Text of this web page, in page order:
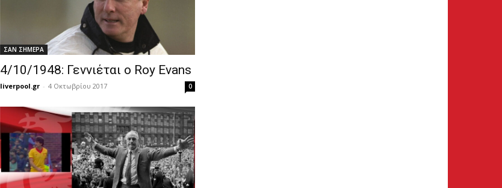
ΣΑΝ ΣΗΜΕΡΑ
4/10/1948: Γεννιέται ο Roy Evans
liverpool.gr - 4 Οκτωβρίου 2017 0